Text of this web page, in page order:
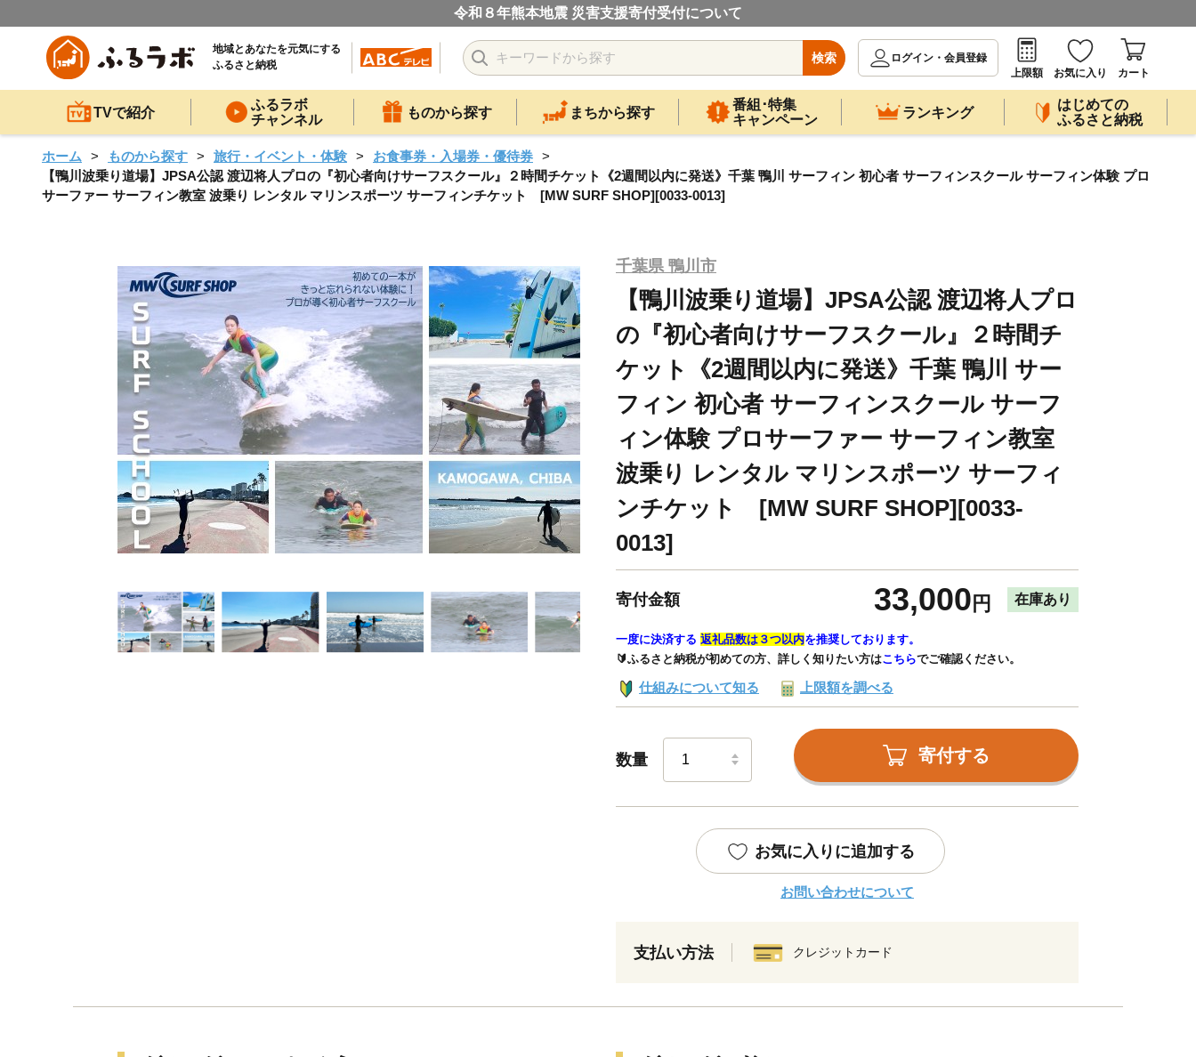
令和８年熊本地震 災害支援寄付受付について
地域とあなたを元気にする
ふるさと納税
検索
ログイン・会員登録
上限額
お気に入り カート
TVで紹介
ふるラボ
チャンネル
ものから探す まちから探す
番組･特集
キャンペーン
ランキング
はじめての
ふるさと納税
ホーム ものから探す 旅行・イベント・体験
お食事券・入場券・優待券
【鴨川波乗り道場】JPSA公認 渡辺将人プロの『初心者向けサーフスクール』２時間チケット《2週間以内に発送》千葉 鴨川 サーフィン 初心者 サーフィンスクール サーフィン体験 プロ
サーファー サーフィン教室 波乗り レンタル マリンスポーツ サーフィンチケット [MW SURF SHOP][0033-0013]
千葉県 鴨川市
【鴨川波乗り道場】JPSA公認 渡辺将人プロ
の『初心者向けサーフスクール』２時間チ
ケット《2週間以内に発送》千葉 鴨川 サー
フィン 初心者 サーフィンスクール サーフ
ィン体験 プロサーファー サーフィン教室
波乗り レンタル マリンスポーツ サーフィ
ンチケット [MW SURF SHOP][0033-
0013]
寄付金額 33,000 円 在庫あり
一度に決済する 返礼品数は３つ以内を推奨しております。
🔰ふるさと納税が初めての方、詳しく知りたい方はこちらでご確認ください。
仕組みについて知る 上限額を調べる
数量 寄付する
お気に入りに追加する
お問い合わせについて
支払い方法 クレジットカード